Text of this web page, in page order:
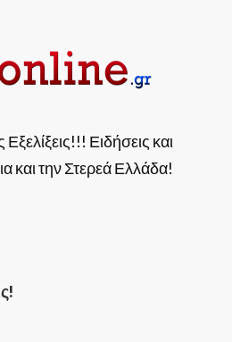
Εξελίξεις!!! Ειδήσεις και
και την Στερεά Ελλάδα!